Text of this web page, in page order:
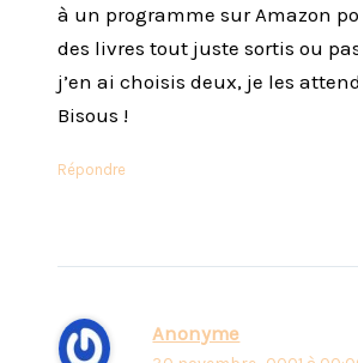
à un programme sur Amazon
des livres tout juste sortis ou
j’en ai choisis deux, je les
Bisous !
Répondre
Anonyme